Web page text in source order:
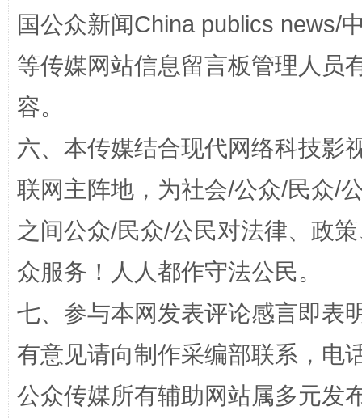
东山县通报“牛蛙产品抗生素超标问题”
国公众新闻China publics news/
等传媒网站信息留言板管理人员
容。
六、本传媒结合现代网络科技影
联网主阵地，为社会/公众/民众/
之间公众/民众/公民对法律、政
众服务！人人都作守法公民。
七、参与本网发表评论感言即表
有意见请向制作采编部联系，电
公众传媒所有辅助网站属多元发